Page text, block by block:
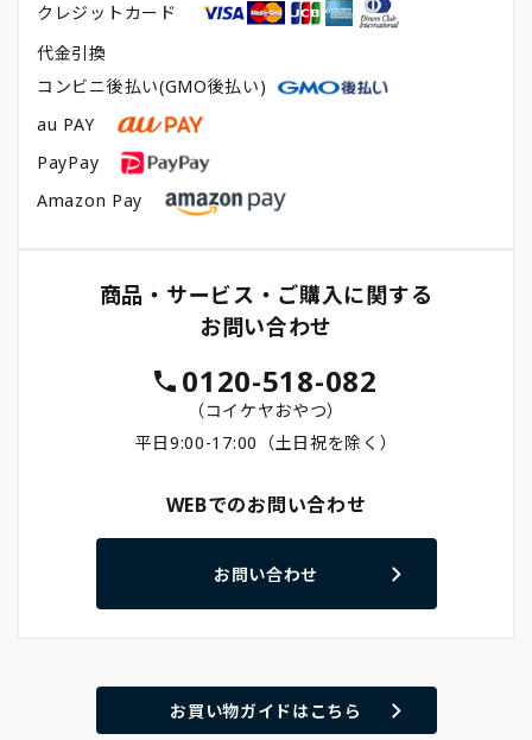
クレジットカード
代金引換
コンビニ後払い(GMO後払い)
au PAY
PayPay
Amazon Pay
商品・サービス・ご購入に関する
お問い合わせ
0120-518-082
（コイケヤおやつ）
平日9:00-17:00（土日祝を除く）
WEBでのお問い合わせ
お問い合わせ
お買い物ガイドはこちら